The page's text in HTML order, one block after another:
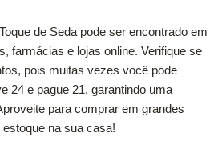
de Seda pode ser encontrado em
farmácias e lojas online. Verifique se
pois muitas vezes você pode
24 e pague 21, garantindo uma
para comprar em grandes
na sua casa!